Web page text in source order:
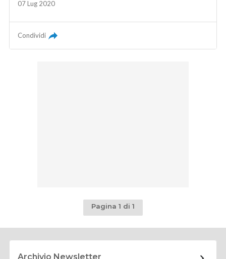
07 Lug 2020
Condividi
Pagina 1 di 1
Archivio Newsletter